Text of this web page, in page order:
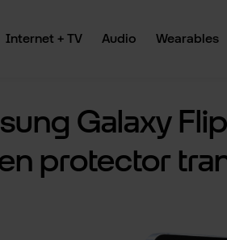
Internet + TV Audio Wearables
Galaxy
protector